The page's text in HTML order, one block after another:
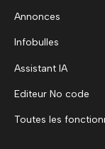
Annonces
Infobulles
Assistant IA
Editeur No code
Toutes les